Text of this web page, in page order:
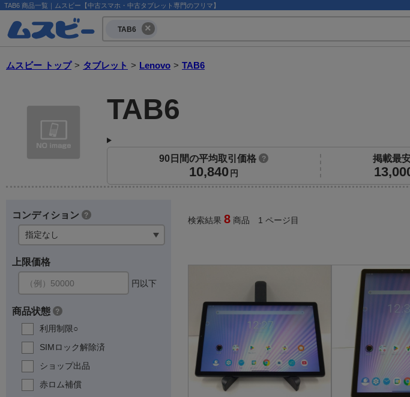
TAB6 商品一覧｜ムスビー【中古スマホ・中古タブレット専門のフリマ】
TAB6
ムスビー トップ > タブレット > Lenovo > TAB6
TAB6
90日間の平均取引価格 ?
10,840 円
掲載最
コンディション ?
上限価格
円以下
商品状態 ?
利用制限○
SIMロック解除済
ショップ出品
赤ロム補償
検索結果 8 商品 1 ページ目